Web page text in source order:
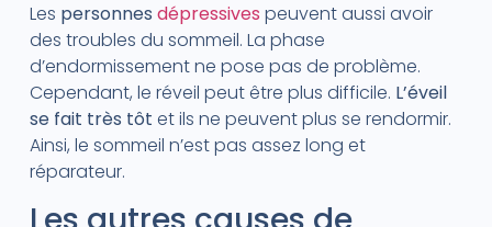
Les personnes dépressives peuvent aussi avoir
des troubles du sommeil. La phase
d’endormissement ne pose pas de problème.
Cependant, le réveil peut être plus difficile. L’éveil
se fait très tôt et ils ne peuvent plus se rendormir.
Ainsi, le sommeil n’est pas assez long et
réparateur.